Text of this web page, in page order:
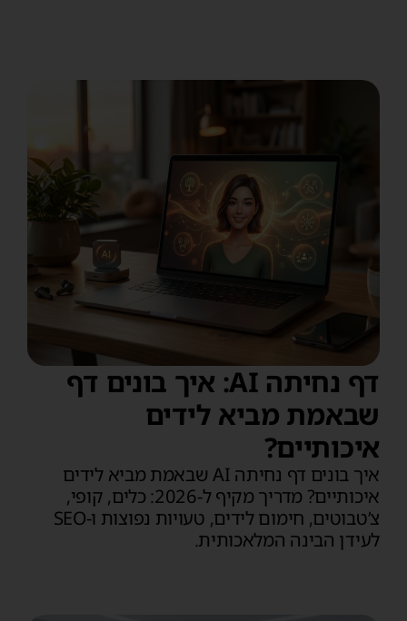
דף נחיתה AI: איך בונים דף
שבאמת מביא לידים
איכותיים?
איך בונים דף נחיתה AI שבאמת מביא לידים
איכותיים? מדריך מקיף ל‑2026: כלים, קופי,
צ’טבוטים, חימום לידים, טעויות נפוצות ו‑SEO
לעידן הבינה המלאכותית.